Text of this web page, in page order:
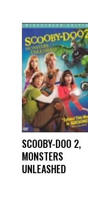
SCOOBY-DOO 2,
MONSTERS
UNLEASHED